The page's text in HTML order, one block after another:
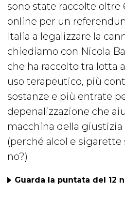
sono state raccolte
online per un
Italia a legalizzare la
chiediamo con Nicola
che ha raccolto tra lotta
uso terapeutico, più
sostanze e più entrate
depenalizzazione che
macchina della
(perché alcol e sigarette
no?)
Guarda la puntata del 12